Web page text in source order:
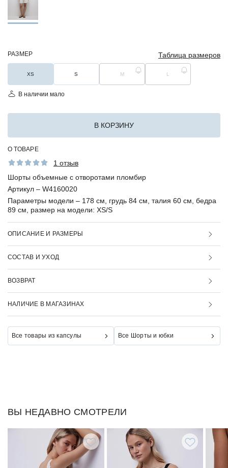
РАЗМЕР Таблица размеров
XS S M L
В наличии мало
В КОРЗИНУ
О ТОВАРЕ
1 отзыв
Шорты объемные с отворотами пломбир
Артикул – W4160020
Параметры модели – 178 см, грудь 84 см, талия 60 см, бедра
89 см, размер на модели: XS/S
ОПИСАНИЕ И РАЗМЕРЫ
СОСТАВ И УХОД
ВОЗВРАТ
НАЛИЧИЕ В МАГАЗИНАХ
Все товары из капсулы Все Шорты и юбки
ВЫ НЕДАВНО СМОТРЕЛИ